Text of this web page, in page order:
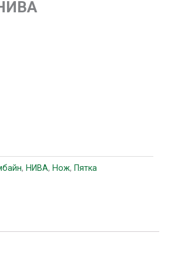
, НИВА, Нож, Пятка